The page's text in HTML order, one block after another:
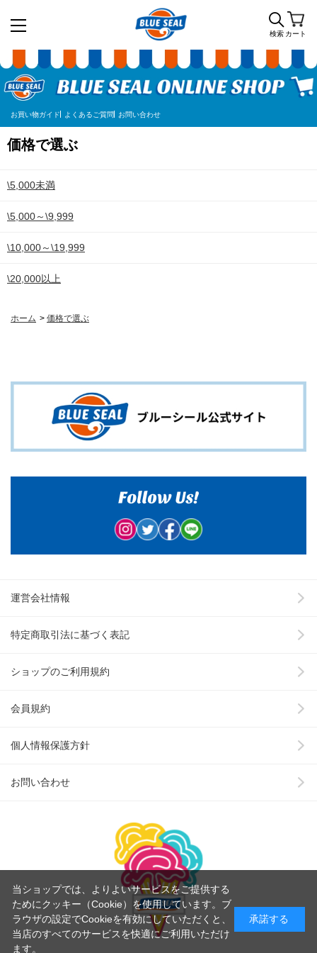
検索 カート
お買い物ガイド よくあるご質問 お問い合わせ
価格で選ぶ
\5,000未満
\5,000～\9,999
\10,000～\19,999
\20,000以上
ホーム > 価格で選ぶ
運営会社情報
特定商取引法に基づく表記
ショップのご利用規約
会員規約
個人情報保護方針
お問い合わせ
当ショップでは、よりよいサービスをご提供する
ためにクッキー（Cookie）を使用しています。ブ
ラウザの設定でCookieを有効にしていただくと、
当店のすべてのサービスを快適にご利用いただけ
ます。
承諾する